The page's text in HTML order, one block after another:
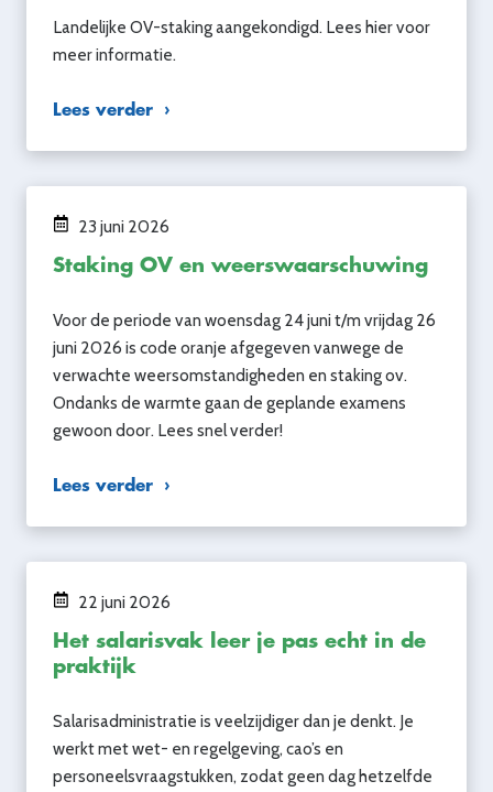
Landelijke OV-staking aangekondigd. Lees hier voor
meer informatie.
Lees verder
23 juni 2026
Staking OV en weerswaarschuwing
Voor de periode van woensdag 24 juni t/m vrijdag 26
juni 2026 is code oranje afgegeven vanwege de
verwachte weersomstandigheden en staking ov.
Ondanks de warmte gaan de geplande examens
gewoon door. Lees snel verder!
Lees verder
22 juni 2026
Het salarisvak leer je pas echt in de
praktijk
Salarisadministratie is veelzijdiger dan je denkt. Je
werkt met wet- en regelgeving, cao’s en
personeelsvraagstukken, zodat geen dag hetzelfde